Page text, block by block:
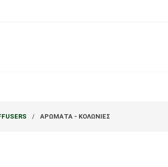
ΑΡΩΜΑTA - ΚΟΛΩΝΙΕΣ